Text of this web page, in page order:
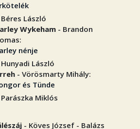
Béres László
Wykeham - Brandon
nénje
Hunyadi László
- Vörösmarty Mihály:
és Tünde
Parászka Miklós
- Köves József - Balázs